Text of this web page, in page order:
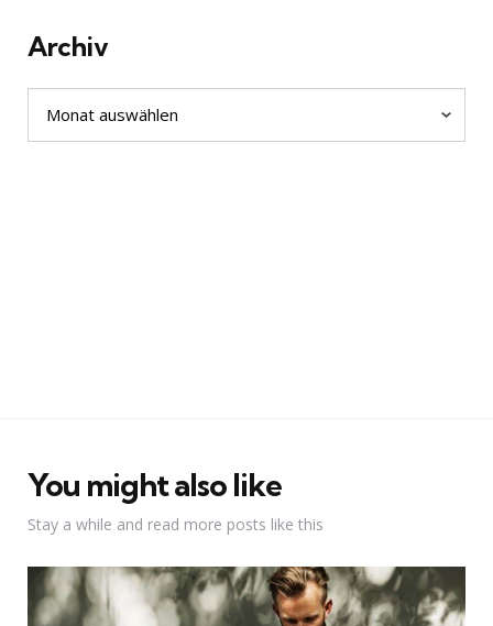
Archiv
Archiv
You might also like
Stay a while and read more posts like this